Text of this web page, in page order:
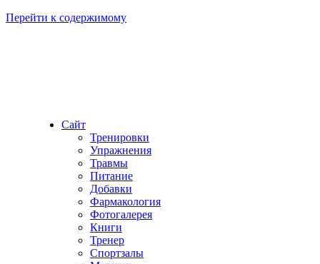
Перейти к содержимому
Сайт
Тренировки
Упражнения
Травмы
Питание
Добавки
Фармакология
Фотогалерея
Книги
Тренер
Спортзалы